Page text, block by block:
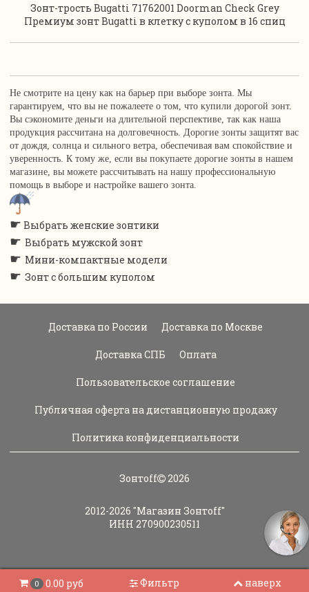
Зонт-трость Bugatti 71762001 Doorman Check Grey
Премиум зонт Bugatti в клетку с куполом в 16 спиц
Не смотрите на цену как на барьер при выборе зонта. Мы
гарантируем, что вы не пожалеете о том, что купили дорогой зонт.
Вы сэкономите деньги на длительной перспективе, так как наша
продукция рассчитана на долговечность. Дорогие зонты защитят вас
от дождя, солнца и сильного ветра, обеспечивая вам спокойствие и
уверенность. К тому же, если вы покупаете дорогие зонты в нашем
магазине, вы можете рассчитывать на нашу профессиональную
помощь в выборе и настройке вашего зонта.
☛ Выбрать женские зонтики
☛ Выбрать мужской зонт
☛ Мини-компактные модели
☛ Зонт с большим куполом
Доставка по России Доставка по Москве
Доставка СПБ Оплата
Пользовательское соглашение
Публичная оферта на дистанционную продажу
Политика конфиденциальности
Зонтoff 2026
2012-2026 "Магазин Зонтoff"
ИНН 270900230511
0 0.00 руб Фильтр наверх